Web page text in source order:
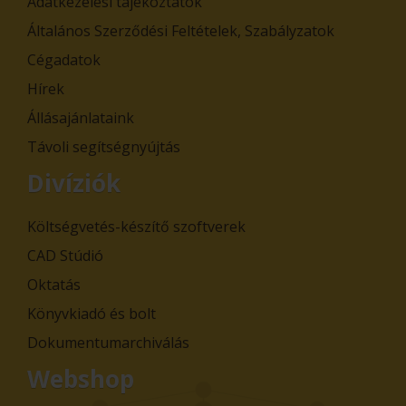
Általános Szerződési Feltételek, Szabályzatok
Cégadatok
Hírek
Állásajánlataink
Távoli segítségnyújtás
Divíziók
Költségvetés-készítő szoftverek
CAD Stúdió
Oktatás
Könyvkiadó és bolt
Dokumentumarchiválás
Webshop